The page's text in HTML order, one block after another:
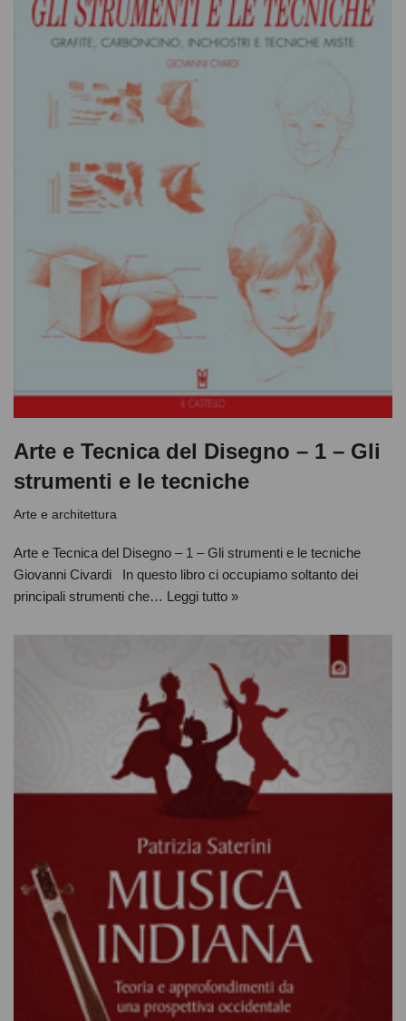
Arte e Tecnica del Disegno – 1 – Gli
strumenti e le tecniche
Arte e architettura
Arte e Tecnica del Disegno – 1 – Gli strumenti e le tecniche
Giovanni Civardi In questo libro ci occupiamo soltanto dei
principali strumenti che… Leggi tutto »